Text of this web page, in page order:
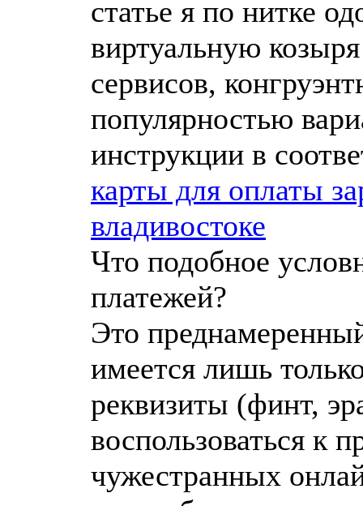
статье я по нитке
виртуальную
сервисов,
популярностью
инструкции в
карты для оплаты
владивостоке
Что подобное
платежей?
Это
имеется лишь
реквизиты (финт,
воспользоваться к
чужестранных